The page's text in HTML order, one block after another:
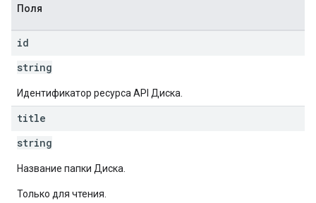
Поля
id
string
Идентификатор ресурса API Диска.
title
string
Название папки Диска.
Только для чтения.